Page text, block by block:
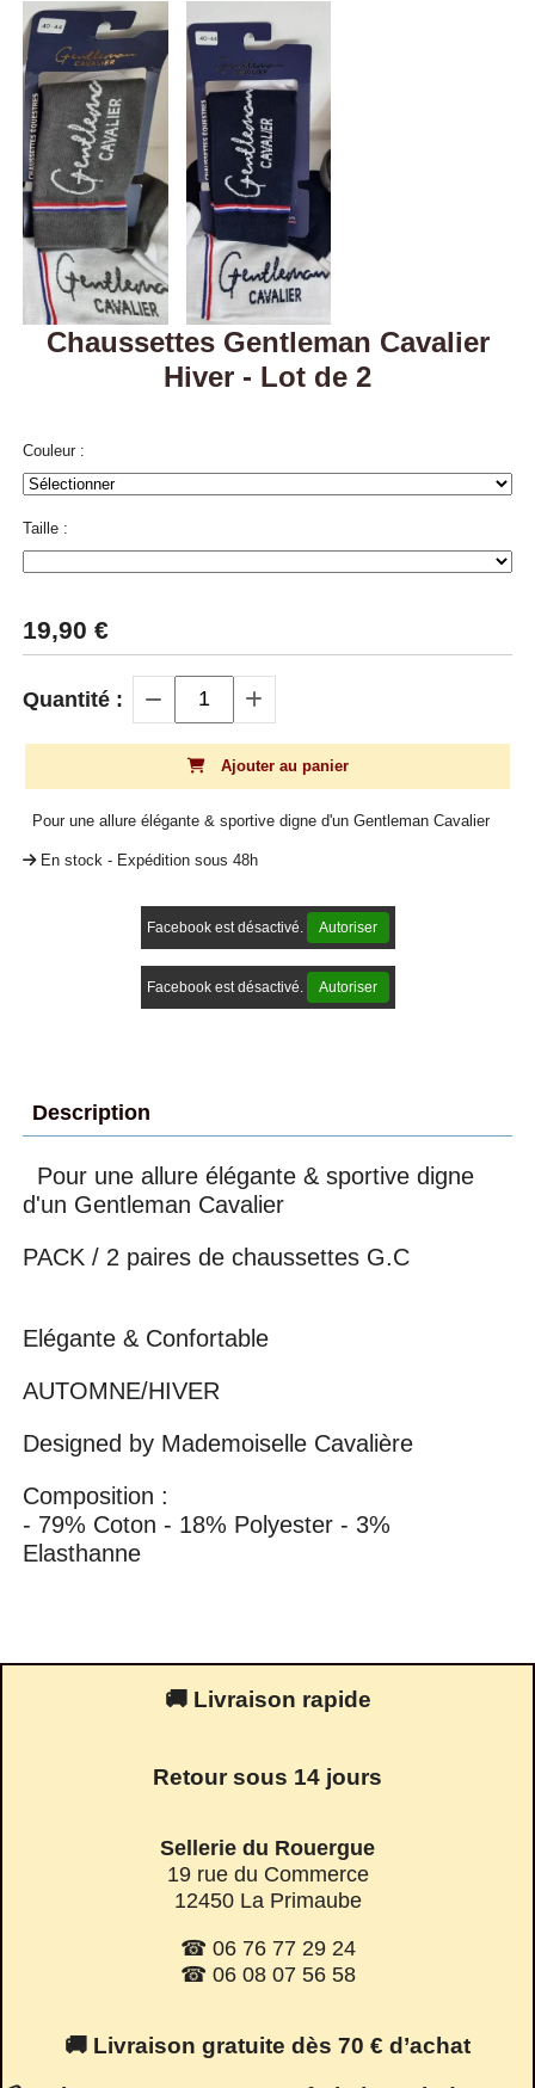
Chaussettes Gentleman Cavalier
Hiver - Lot de 2
Couleur :
Taille :
19,90 €
Quantité :
Ajouter au panier
Pour une allure élégante & sportive digne d'un Gentleman Cavalier
En stock - Expédition sous 48h
Facebook est désactivé. Autoriser
Facebook est désactivé. Autoriser
Description
Pour une allure élégante & sportive digne
d'un Gentleman Cavalier
PACK / 2 paires de chaussettes G.C
Elégante & Confortable
AUTOMNE/HIVER
Designed by Mademoiselle Cavalière
Composition :
- 79% Coton - 18% Polyester - 3%
Elasthanne
🚚 Livraison rapide
Retour sous 14 jours
Sellerie du Rouergue
19 rue du Commerce
12450 La Primaube
☎ 06 76 77 29 24
☎ 06 08 07 56 58
🚚 Livraison gratuite dès 70 € d’achat